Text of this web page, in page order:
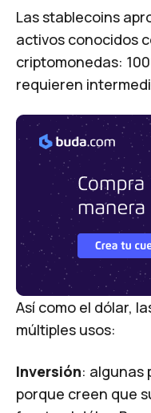
Las stablecoins
activos conocidos
criptomonedas:
requieren
Así como el dólar,
múltiples usos:
Inversión: algunas
porque creen que